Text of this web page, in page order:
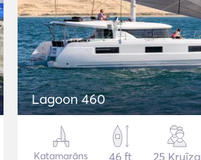
Lagoon 460
Katamarāns
46 ft
25 Kruīza